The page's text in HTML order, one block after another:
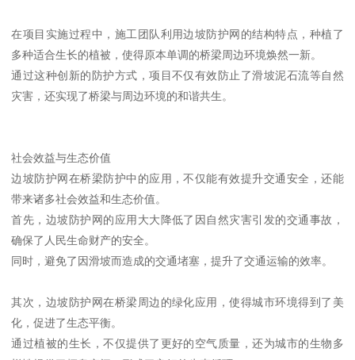
在项目实施过程中，施工团队利用边坡防护网的结构特点，种植了
多种适合生长的植被，使得原本单调的桥梁周边环境焕然一新。
通过这种创新的防护方式，项目不仅有效防止了滑坡泥石流等自然
灾害，还实现了桥梁与周边环境的和谐共生。